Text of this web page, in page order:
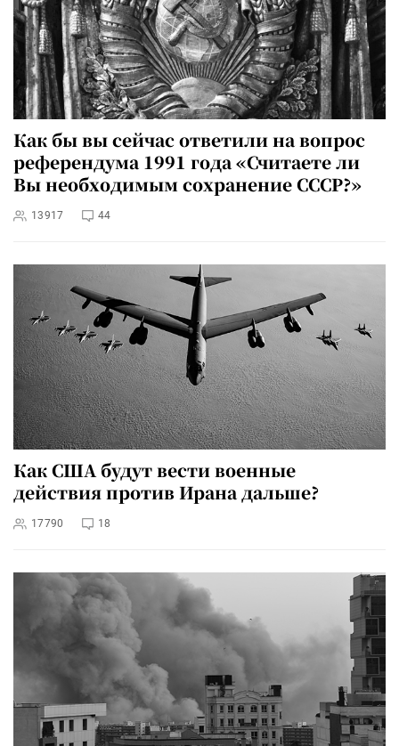
Как бы вы сейчас ответили на вопрос
референдума 1991 года «Считаете ли
Вы необходимым сохранение СССР?»
13917 44
Как США будут вести военные
действия против Ирана дальше?
17790 18